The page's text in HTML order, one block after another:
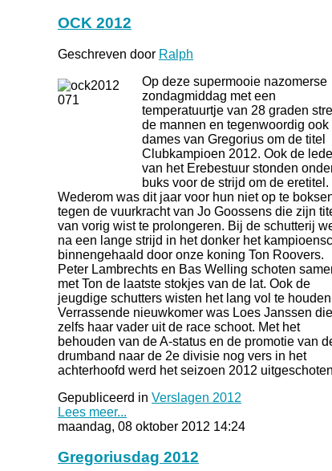
OCK 2012
Geschreven door Ralph
Op deze supermooie nazomerse
zondagmiddag met een
temperatuurtje van 28 graden
de mannen en tegenwoordig ook
dames van Gregorius om de titel
Clubkampioen 2012. Ook de
van het Erebestuur stonden
buks voor de strijd om de eretitel.
Wederom was dit jaar voor hun niet op te
tegen de vuurkracht van Jo Goossens die zijn
van vorig wist te prolongeren. Bij de schutterij
na een lange strijd in het donker het
binnengehaald door onze koning Ton Roovers.
Peter Lambrechts en Bas Welling schoten
met Ton de laatste stokjes van de lat. Ook de
jeugdige schutters wisten het lang vol te
Verrassende nieuwkomer was Loes Janssen die
zelfs haar vader uit de race schoot. Met het
behouden van de A-status en de promotie van
drumband naar de 2e divisie nog vers in het
achterhoofd werd het seizoen 2012
Gepubliceerd in Verslagen 2012
Lees meer...
maandag, 08 oktober 2012 14:24
Gregoriusdag 2012